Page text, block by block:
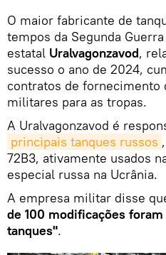
O maior fabricante de
tempos da Segunda
estatal Uralvagonzavod,
sucesso o ano de 2024,
contratos de fornecimento
militares para as tropas.
A Uralvagonzavod é
principais tanques russos
72B3, ativamente usados
especial russa na Ucrânia.
A empresa militar disse
de 100 modificações
tanques".